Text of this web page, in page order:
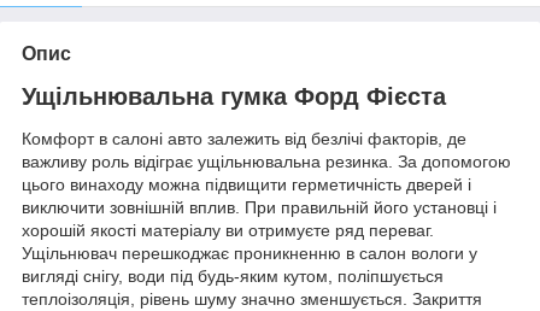
Опис
Ущільнювальна гумка Форд Фієста
Комфорт в салоні авто залежить від безлічі факторів, де
важливу роль відіграє ущільнювальна резинка. За допомогою
цього винаходу можна підвищити герметичність дверей і
виключити зовнішній вплив. При правильній його установці і
хорошій якості матеріалу ви отримуєте ряд переваг.
Ущільнювач перешкоджає проникненню в салон вологи у
вигляді снігу, води під будь-яким кутом, поліпшується
теплоізоляція, рівень шуму значно зменшується. Закриття